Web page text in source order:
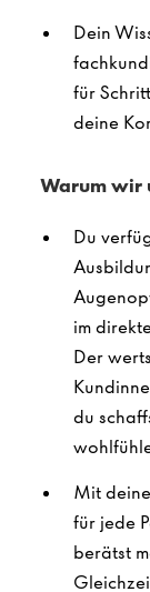
Dein
für
deine
Warum wir
Du
im
Der
du
Mit
für jede
berätst